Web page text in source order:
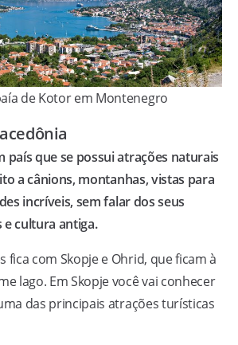
de Kotor em Montenegro
país que se possui atrações naturais
a cânions, montanhas, vistas para
incríveis, sem falar dos seus
cultura antiga.
fica com Skopje e Ohrid, que ficam à
lago. Em Skopje você vai conhecer
das principais atrações turísticas